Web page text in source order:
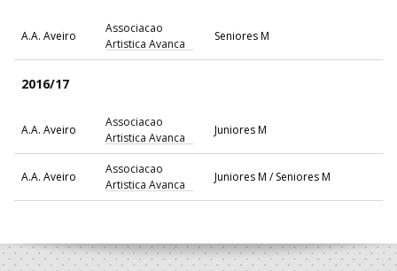
A.A. Aveiro
Associacao
Artistica Avanca
Seniores M
2016/17
A.A. Aveiro
Associacao
Artistica Avanca
Juniores M
A.A. Aveiro
Associacao
Artistica Avanca
Juniores M / Seniores M